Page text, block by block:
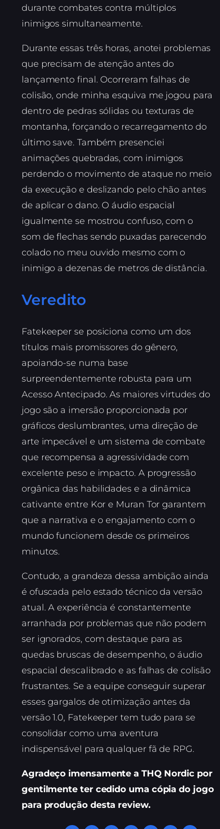
durante combates contra múltiplos
inimigos simultaneamente.
Durante essas três horas, anotei problemas
que precisam de atenção antes do
lançamento final. Ocorreram falhas de
colisão, onde minha esquiva me jogou para
dentro de pedras sólidas ou texturas de
montanha, forçando o recarregamento do
último save. Também presenciei
animações quebradas, com inimigos
perdendo o movimento de ataque no meio
da execução e deslizando pelo chão antes
de aplicar o dano. O áudio espacial
igualmente se mostrou confuso, com o
som de flechas sendo puxadas parecendo
colado no meu ouvido mesmo com o
inimigo a dezenas de metros de distância.
Veredito
Fatekeeper se posiciona como um dos
títulos mais promissores do gênero,
apoiando-se numa base
surpreendentemente robusta para um
Acesso Antecipado. As maiores virtudes do
jogo são a imersão proporcionada por
gráficos deslumbrantes, uma direção de
arte impecável e um sistema de combate
que recompensa a agressividade com
excelente peso e impacto. A progressão
orgânica das habilidades e a dinâmica
cativante entre Kor e Muran Tor garantem
que a narrativa e o engajamento com o
mundo funcionem desde os primeiros
minutos.
Contudo, a grandeza dessa ambição ainda
é ofuscada pelo estado técnico da versão
atual. A experiência é constantemente
arranhada por problemas que não podem
ser ignorados, com destaque para as
quedas bruscas de desempenho, o áudio
espacial descalibrado e as falhas de colisão
frustrantes. Se a equipe conseguir superar
esses gargalos de otimização antes da
versão 1.0, Fatekeeper tem tudo para se
consolidar como uma aventura
indispensável para qualquer fã de RPG.
Agradeço imensamente a THQ Nordic por
gentilmente ter cedido uma cópia do jogo
para produção desta review.